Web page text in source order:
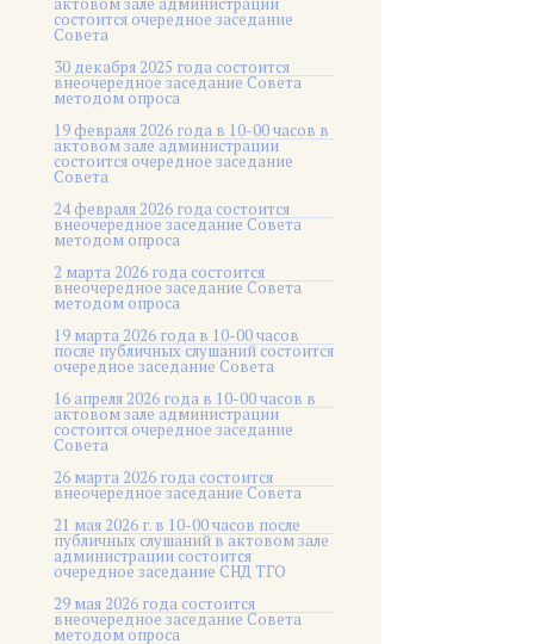
состоится очередное заседание
Совета
30 декабря 2025 года состоится
внеочередное заседание Совета
методом опроса
19 февраля 2026 года в 10-00 часов в
актовом зале администрации
состоится очередное заседание
Совета
24 февраля 2026 года состоится
внеочередное заседание Совета
методом опроса
2 марта 2026 года состоится
внеочередное заседание Совета
методом опроса
19 марта 2026 года в 10-00 часов
после публичных слушаний состоится
очередное заседание Совета
16 апреля 2026 года в 10-00 часов в
актовом зале администрации
состоится очередное заседание
Совета
26 марта 2026 года состоится
внеочередное заседание Совета
21 мая 2026 г. в 10-00 часов после
публичных слушаний в актовом зале
администрации состоится
очередное заседание СНД ТГО
29 мая 2026 года состоится
внеочередное заседание Совета
методом опроса